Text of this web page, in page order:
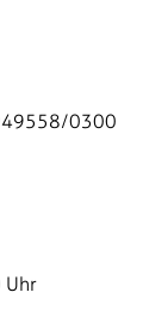
0300
Uhr